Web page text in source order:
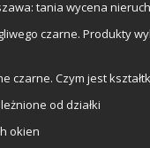
tania wycena
czarne. Produkty
czarne. Czym jest
od działki
okien